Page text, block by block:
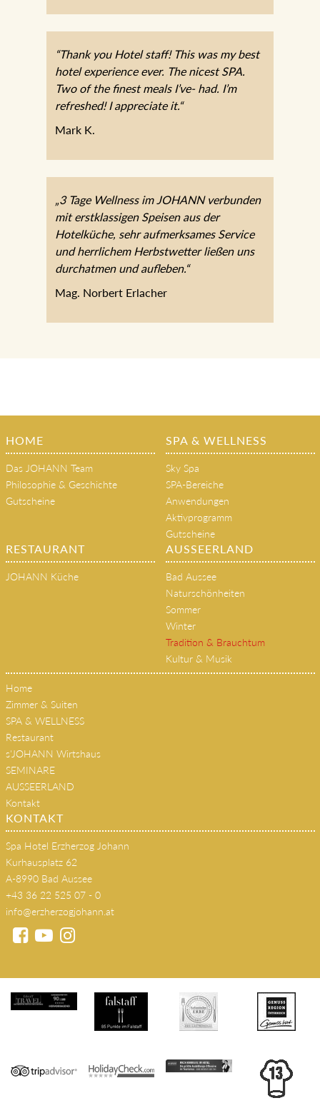
Mag. Kathy Eissler
“Thank you Hotel staff! This was my best
hotel experience ever. The nicest SPA.
refreshed! I appreciate it.“
Mark K.
„3 Tage Wellness im JOHANN
verbunden mit erstklassigen Speisen aus
der Hotelküche, sehr aufmerksames
ließen uns durchatmen und aufleben.“
Mag. Norbert Erlacher
HOME
Das JOHANN Team
SPA & WELLNESS
Sky Spa
SPA-Bereiche
Anwendungen
Aktivprogramm
RESTAURANT AUSSEERLAND
Bad Aussee
Naturschönheiten
Sommer
Winter
Tradition & Brauchtum
Home
Zimmer & Suiten
SPA & WELLNESS
Restaurant
s'JOHANN Wirtshaus
SEMINARE
AUSSEERLAND
KONTAKT
Spa Hotel Erzherzog Johann
Kurhausplatz 62
A-8990 Bad Aussee
+43 36 22 525 07 - 0
info@erzherzogjohann.at